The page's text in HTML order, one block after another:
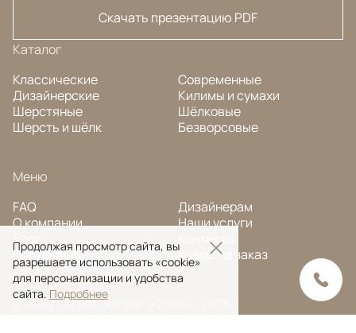
Скачать презентацию PDF
Каталог
Классические
Дизайнерские
Шерстяные
Шерсть и шёлк
Современные
Килимы и сумахи
Шёлковые
Безворсовые
Меню
FAQ
О компании
Блог
Портфолио
Дизайнерам
Наши услуги
Контакты
Ковры на заказ
© Ansy Carpet Company 2005 — 2026
Продолжая просмотр сайта, вы
разрешаете использовать «cookie»
для персонализации и удобства
сайта. Подробнее